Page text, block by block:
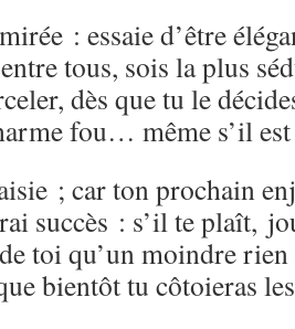
: essaie d’être
tous, sois la plus
dès que tu le
fou… même s’il
; car ton prochain
succès : s’il te plaît,
toi qu’un moindre rien
bientôt tu côtoieras